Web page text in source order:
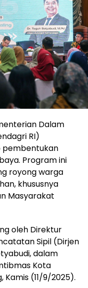
Dalam
RI)
pembentukan
Program ini
royong warga
khususnya
Masyarakat
oleh Direktur
Sipil (Dirjen
dalam
Kota
Kamis (11/9/2025).